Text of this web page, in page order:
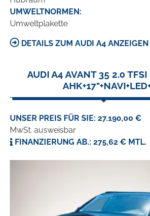
UMWELTNORMEN:
Umweltplakette
DETAILS ZUM AUDI A4 ANZEIGEN
AUDI A4 AVANT 35 2.0 TFSI
UNSER PREIS FÜR SIE: 27.190,00 €
MwSt. ausweisbar
FINANZIERUNG AB.: 275,62 € MTL.